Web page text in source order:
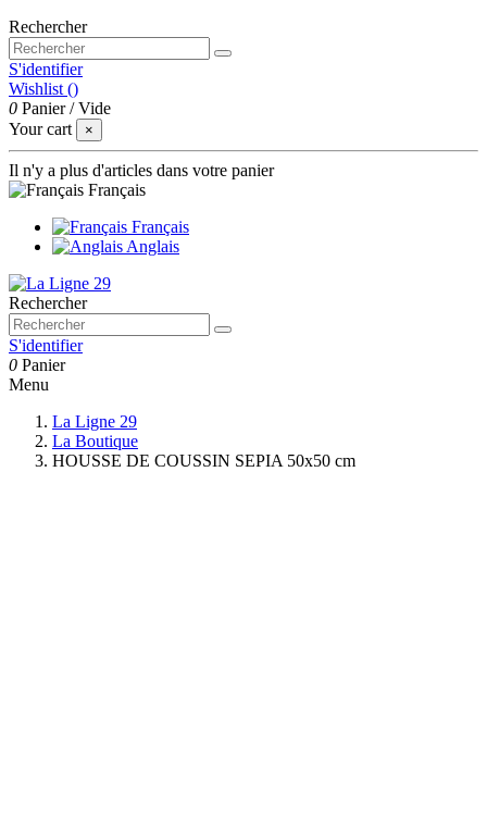
Rechercher
S'identifier
Wishlist ()
0 Panier /Vide
Your cart
×
Il n'y a plus d'articles dans votre panier
Français
Français
Anglais
Rechercher
S'identifier
0 Panier
Menu
La Ligne 29
La Boutique
HOUSSE DE COUSSIN SEPIA 50x50 cm